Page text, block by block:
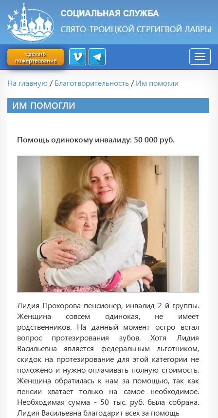
сделать
пожертвование
На главную /Благотворительность /Им помогли
ИМ ПОМОГЛИ
Помощь одинокому инвалиду: 50 000 руб.
Лидия Прохорова пенсионер, инвалид 2-й группы.
Женщина совсем одинокая, не имеет
родственников. На данный момент остро встал
вопрос протезирования зубов. Хотя Лидия
Васильевна является федеральным льготником,
скидок на протезирование для этой категории не
положено и нужно оплачивать полную стоимость.
Женщина обратилась к нам за помощью, так как
пенсии хватает только на самое необходимое.
Необходимая сумма - 50 тыс. руб. была собрана.
Лидия Васильевна благодарит всех за помощь